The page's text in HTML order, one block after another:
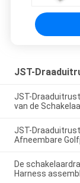
JST-
JST-
van de
JST-
Afneembare
De
Harness